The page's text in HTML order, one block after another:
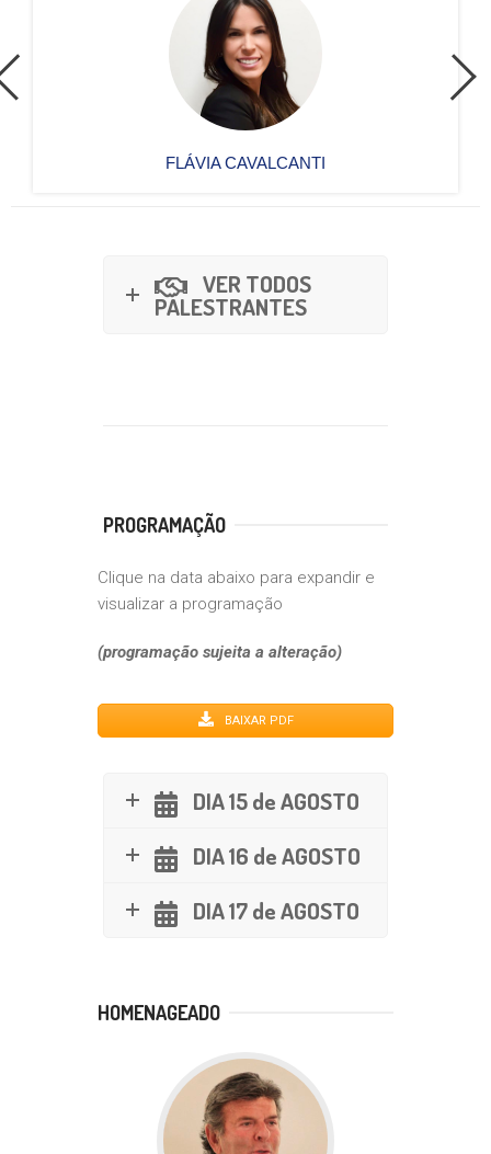
FLÁVIA CAVALCANTI
VER TODOS
PALESTRANTES
PROGRAMAÇÃO
Clique na data abaixo para expandir e
visualizar a programação
(programação sujeita a alteração)
BAIXAR PDF
DIA 15 de AGOSTO
DIA 16 de AGOSTO
DIA 17 de AGOSTO
HOMENAGEADO